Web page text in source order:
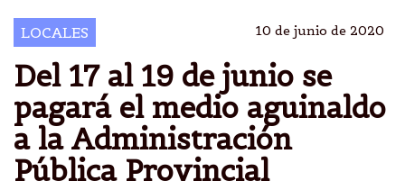
LOCALES 10 de junio de 2020
Del 17 al 19 de junio se
pagará el medio aguinaldo
a la Administración
Pública Provincial